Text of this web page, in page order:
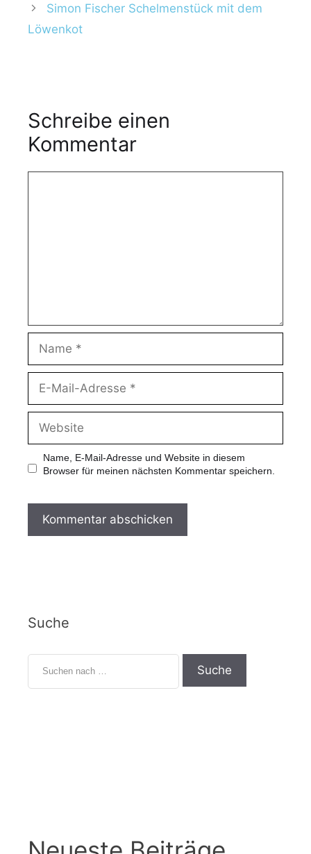
Simon Fischer Schelmenstück mit dem
Löwenkot
Schreibe einen
Kommentar
Name, E-Mail-Adresse und Website in diesem
Browser für meinen nächsten Kommentar speichern.
Suche